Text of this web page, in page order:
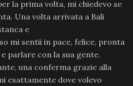
la prima volta, mi chiedevo se
Una volta arrivata a Bali
e
mi sentii in pace, felice, pronta
parlare con la sua gente.
una conferma grazie alla
esattamente dove volevo